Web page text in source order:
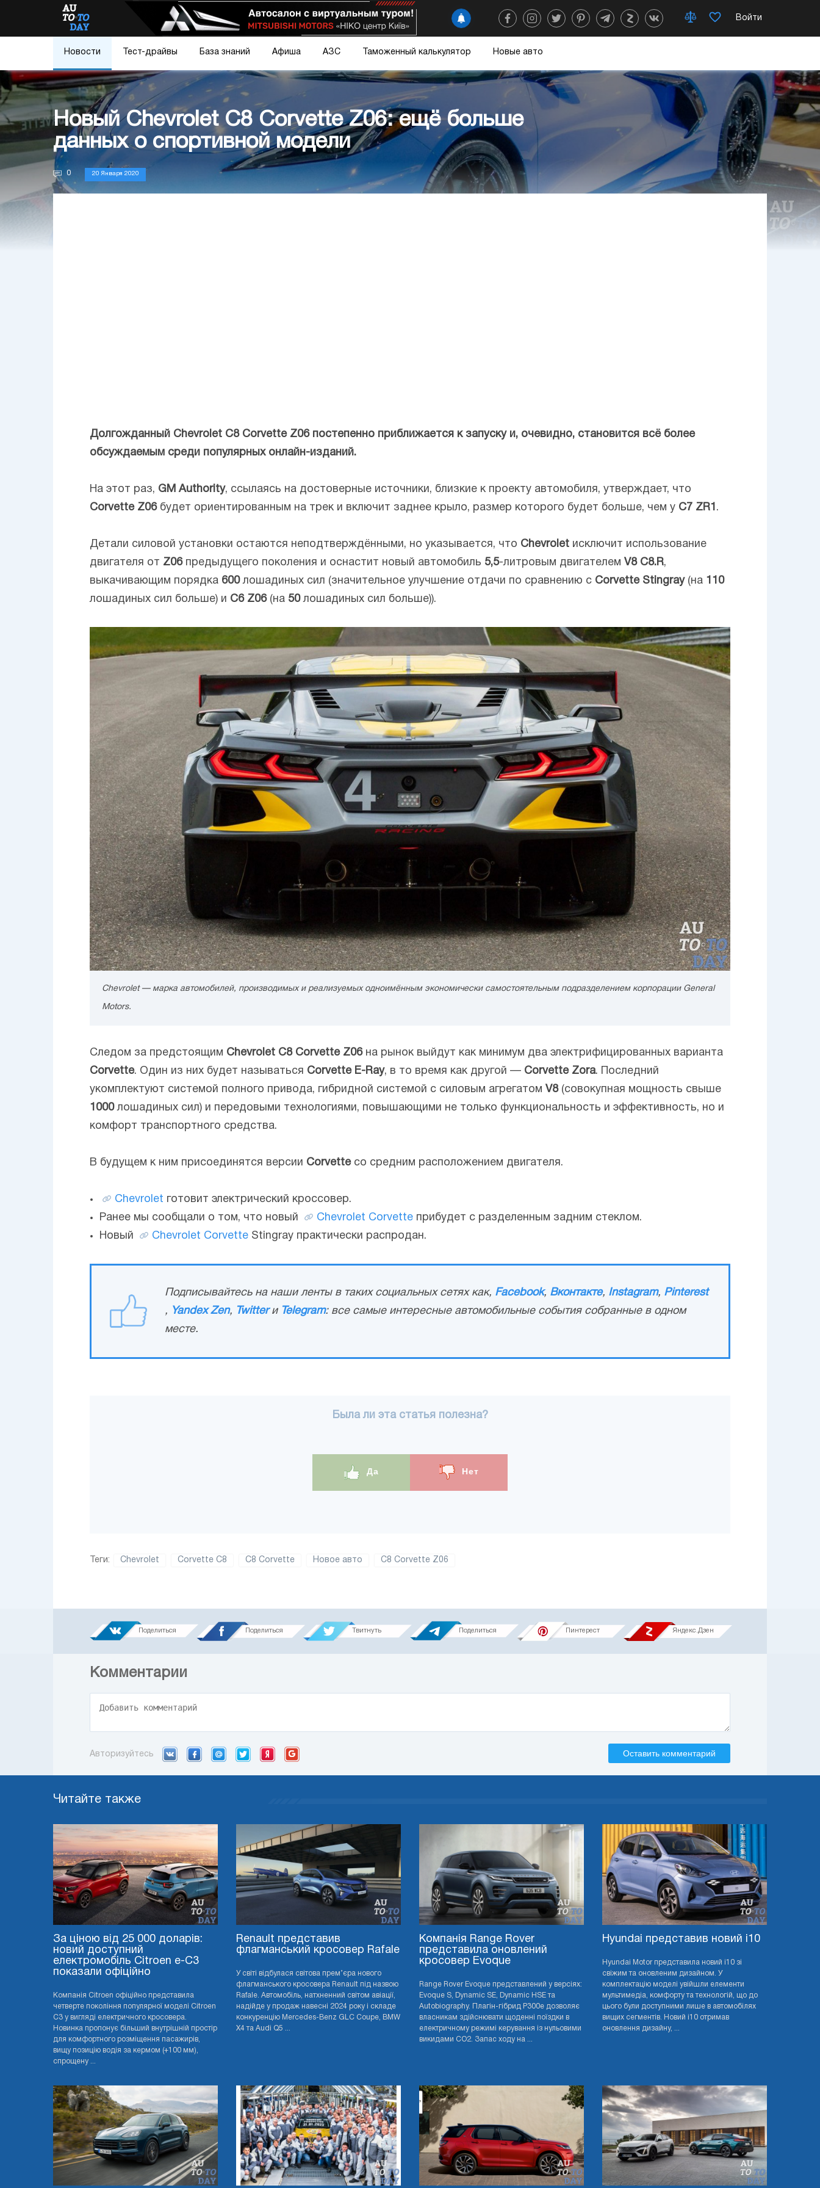
Войти
Новости Тест-драйвы База знаний Афиша АЗС Таможенный калькулятор Новые авто
Новый Chevrolet C8 Corvette Z06: ещё больше
данных о спортивной модели
0 20 Января 2020
Долгожданный Chevrolet C8 Corvette Z06 постепенно приближается к запуску и, очевидно, становится всё более
обсуждаемым среди популярных онлайн-изданий.
На этот раз, GM Authority, ссылаясь на достоверные источники, близкие к проекту автомобиля, утверждает, что
Corvette Z06 будет ориентированным на трек и включит заднее крыло, размер которого будет больше, чем у C7 ZR1 .
Детали силовой установки остаются неподтверждёнными, но указывается, что Chevrolet исключит использование
двигателя от Z06предыдущего поколения и оснастит новый автомобиль 5,5-литровым двигателем V8 C8.R,
выкачивающим порядка 600лошадиных сил (значительное улучшение отдачи по сравнению с Corvette Stingray(на 110
лошадиных сил больше) и C6 Z06(на 50лошадиных сил больше)).
Chevrolet — марка автомобилей, производимых и реализуемых одноимённым экономически самостоятельным подразделением корпорации General
Motors.
Следом за предстоящим Chevrolet C8 Corvette Z06на рынок выйдут как минимум два электрифицированных варианта
Corvette. Один из них будет называться Corvette E-Ray, в то время как другой — Corvette Zora. Последний
укомплектуют системой полного привода, гибридной системой с силовым агрегатом V8(совокупная мощность свыше
1000лошадиных сил) и передовыми технологиями, повышающими не только функциональность и эффективность, но и
комфорт транспортного средства.
В будущем к ним присоединятся версии Corvetteсо средним расположением двигателя.
Chevrolet готовит электрический кроссовер.
Ранее мы сообщали о том, что новый
Chevrolet Corvette прибудет с разделенным задним стеклом.
Новый
Chevrolet Corvette Stingray практически распродан.
Подписывайтесь на наши ленты в таких социальных сетях как, Facebook, Вконтакте, Instagram, Pinterest
, Yandex Zen, Twitterи Telegram: все самые интересные автомобильные события собранные в одном
месте.
Была ли эта статья полезна?
Да Нет
Теги: Chevrolet Corvette C8 C8 Corvette Новое авто C8 Corvette Z06
Поделиться Поделиться Твитнуть Поделиться Пинтерест Яндекс.Дзен
Комментарии
Авторизуйтесь Оставить комментарий
Читайте также
За ціною від 25 000 доларів:
новий доступний
електромобіль Citroen e-C3
показали офіційно
Компанія Citroen офіційно представила
четверте покоління популярної моделі Citroen
C3 у вигляді електричного кросовера.
Новинка пропонує більший внутрішній простір
для комфортного розміщення пасажирів,
вищу позицію водія за кермом (+100 мм),
спрощену ...
Renault представив
флагманський кросовер Rafale
У світі відбулася світова прем’єра нового
флагманського кросовера Renault під назвою
Rafale. Автомобіль, натхненний світом авіації,
надійде у продаж навесні 2024 року і складе
конкуренцію Mercedes-Benz GLC Coupe, BMW
X4 та Audi Q5 ...
Компанія Range Rover
представила оновлений
кросовер Evoque
Range Rover Evoque представлений у версіях:
Evoque S, Dynamic SE, Dynamic HSE та
Autobiography. Плагін-гібрид P300e дозволяє
власникам здійснювати щоденні поїздки в
електричному режимі керування із нульовими
викидами CO2. Запас ходу на ...
Hyundai представив новий i10
Hyundai Motor представила новий i10 зі
свіжим та оновленим дизайном. У
комплектацію моделі увійшли елементи
мультимедіа, комфорту та технологій, що до
цього були доступними лише в автомобілях
вищих сегментів. Новий i10 отримав
оновлення дизайну, ...